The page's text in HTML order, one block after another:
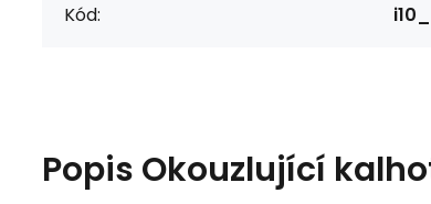
Kód:
Popis Okouzlující